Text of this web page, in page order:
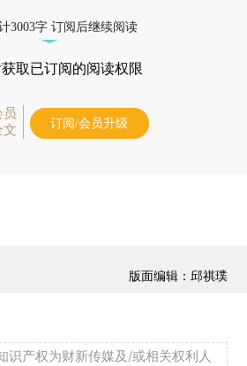
3003字 订阅后继续阅读
获取已订阅的阅读权限
员
文
订阅/会员升级
版面编辑：邱祺璞
识产权为财新传媒及/或相关权利人